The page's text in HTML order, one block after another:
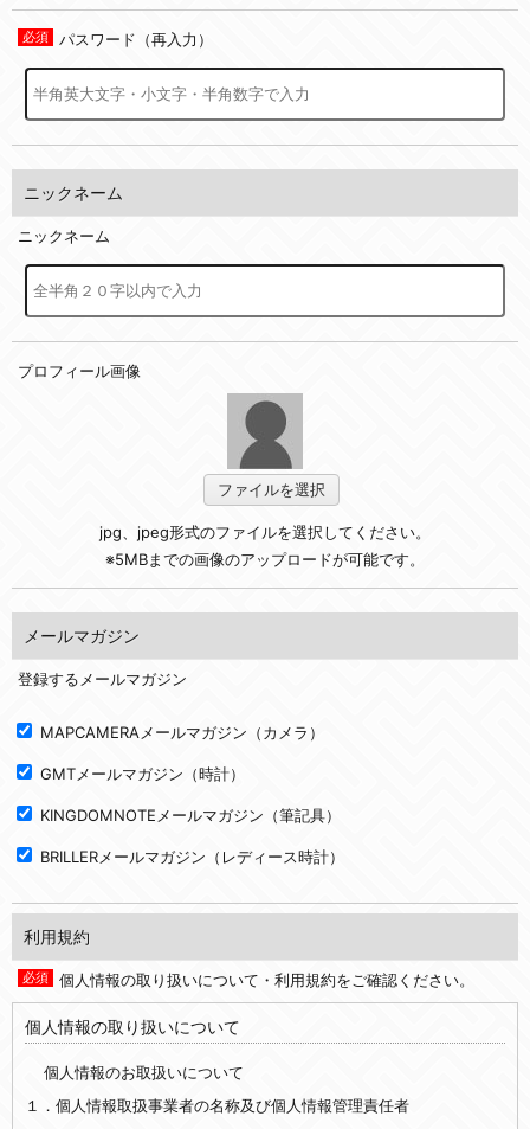
パスワード（再入力）
ニックネーム
ニックネーム
プロフィール画像
ファイルを選択
jpg、jpeg形式のファイルを選択してください。
※5MBまでの画像のアップロードが可能です。
メールマガジン
登録するメールマガジン
MAPCAMERAメールマガジン（カメラ）
GMTメールマガジン（時計）
KINGDOMNOTEメールマガジン（筆記具）
BRILLERメールマガジン（レディース時計）
利用規約
個人情報の取り扱いについて・利用規約をご確認ください。
個人情報の取り扱いについて
個人情報のお取扱いについて
１．個人情報取扱事業者の名称及び個人情報管理責任者